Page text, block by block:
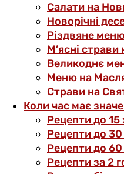
Салати на
Новорічні
Різдвяне
М’ясні страви
Великоднє
Меню на
Страви на
Коли час має
Рецепти до 15
Рецепти до
Рецепти до
Рецепти за 2